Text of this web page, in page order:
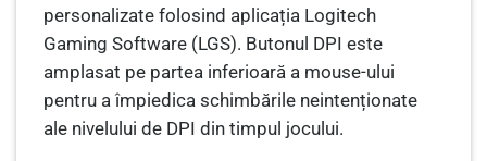
personalizate folosind aplicația Logitech
Gaming Software (LGS). Butonul DPI este
amplasat pe partea inferioară a mouse-ului
pentru a împiedica schimbările neintenționate
ale nivelului de DPI din timpul jocului.